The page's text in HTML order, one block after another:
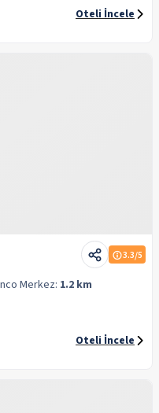
Oteli İncele
3.3/5
Merkez: 1.2 km
Oteli İncele